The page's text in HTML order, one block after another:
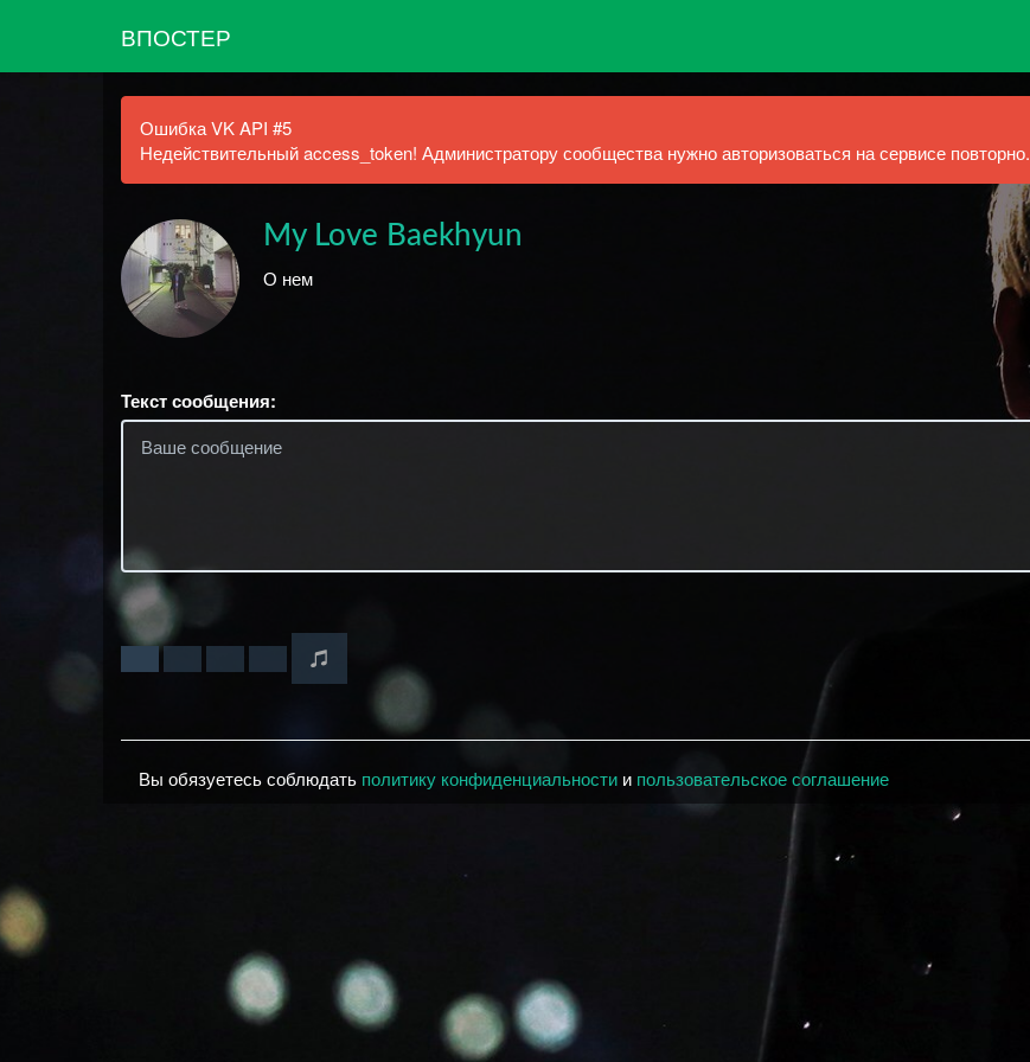
ВПОСТЕР
Ошибка VK API #5
Недействительный access_token! Администратору сообщества нужно авторизоваться на сервисе повторно.
My Love Baekhyun
О нем
Текст сообщения:
Вы обязуетесь соблюдать политику конфиденциальности и пользовательское соглашение